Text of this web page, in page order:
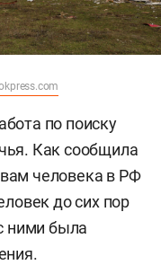
по поиску
Как сообщила
человека в РФ
до сих пор
ними была